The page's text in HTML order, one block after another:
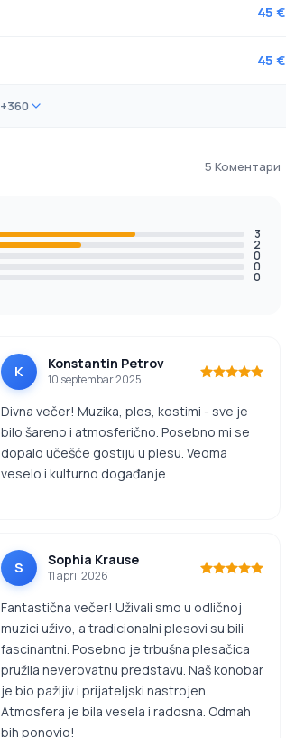
45 €
45 €
+360
5 Коментари
3
2
0
0
0
K Konstantin Petrov
10 septembar 2025
Divna večer! Muzika, ples, kostimi - sve je
bilo šareno i atmosferično. Posebno mi se
dopalo učešće gostiju u plesu. Veoma
veselo i kulturno događanje.
S Sophia Krause
11 april 2026
Fantastična večer! Uživali smo u odličnoj
muzici uživo, a tradicionalni plesovi su bili
fascinantni. Posebno je trbušna plesačica
pružila neverovatnu predstavu. Naš konobar
je bio pažljiv i prijateljski nastrojen.
Atmosfera je bila vesela i radosna. Odmah
bih ponovio!